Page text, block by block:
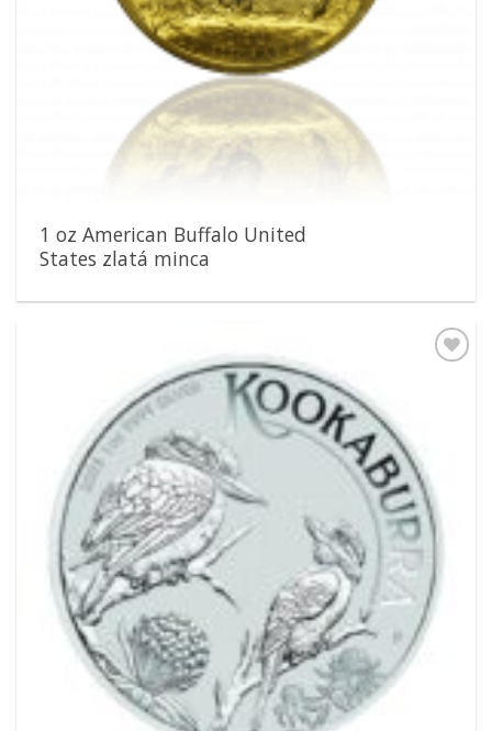
1 oz American Buffalo United
States zlatá minca